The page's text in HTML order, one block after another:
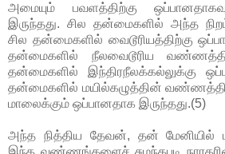
அமையும் பவளத்திற்கு
இருந்தது. சில தன்மைகளில் அந்த
சில தன்மைகளில் வைடூரியத்திற்கு
தன்மைகளில் நீலவைடூரிய
தன்மைகளில் இந்திரநீலக்கல்லுக்கு
தன்மைகளில் மயில்கழுத்தின்
மாலைக்கும் ஒப்பானதாக இருந்தது.(5)
அந்த நித்திய தேவன், தன் மேனியில்